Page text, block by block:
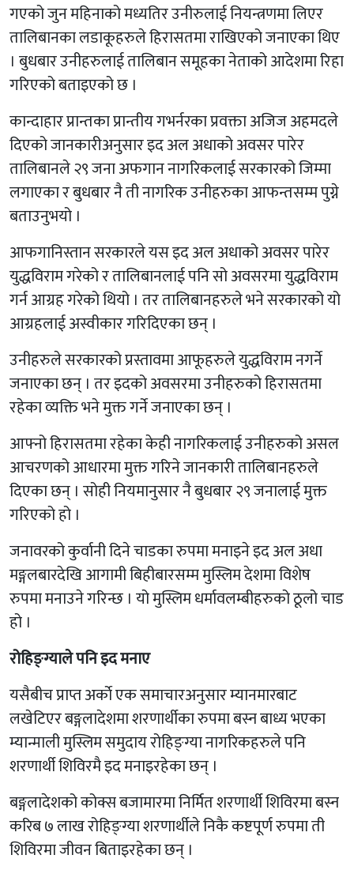
गएको जुन महिनाको मध्यतिर उनीरुलाई नियन्त्रणमा लिएर
तालिबानका लडाकूहरुले हिरासतमा राखिएको जनाएका थिए
। बुधबार उनीहरुलाई तालिबान समूहका नेताको आदेशमा रिहा
गरिएको बताइएको छ ।
कान्दाहार प्रान्तका प्रान्तीय गभर्नरका प्रवक्ता अजिज अहमदले
दिएको जानकारीअनुसार इद अल अधाको अवसर पारेर
तालिबानले २९ जना अफगान नागरिकलाई सरकारको जिम्मा
लगाएका र बुधबार नै ती नागरिक उनीहरुका आफन्तसम्म पुग्ने
बताउनुभयो ।
आफगानिस्तान सरकारले यस इद अल अधाको अवसर पारेर
युद्धविराम गरेको र तालिबानलाई पनि सो अवसरमा युद्धविराम
गर्न आग्रह गरेको थियो । तर तालिबानहरुले भने सरकारको यो
आग्रहलाई अस्वीकार गरिदिएका छन् ।
उनीहरुले सरकारको प्रस्तावमा आफूहरुले युद्धविराम नगर्ने
जनाएका छन् । तर इदको अवसरमा उनीहरुको हिरासतमा
रहेका व्यक्ति भने मुक्त गर्ने जनाएका छन् ।
आफ्नो हिरासतमा रहेका केही नागरिकलाई उनीहरुको असल
आचरणको आधारमा मुक्त गरिने जानकारी तालिबानहरुले
दिएका छन् । सोही नियमानुसार नै बुधबार २९ जनालाई मुक्त
गरिएको हो ।
जनावरको कुर्वानी दिने चाडका रुपमा मनाइने इद अल अधा
मङ्गलबारदेखि आगामी बिहीबारसम्म मुस्लिम देशमा विशेष
रुपमा मनाउने गरिन्छ । यो मुस्लिम धर्मावलम्बीहरुको ठूलो चाड
हो ।
रोहिङ्ग्याले पनि इद मनाए
यसैबीच प्राप्त अर्काे एक समाचारअनुसार म्यानमारबाट
लखेटिएर बङ्गलादेशमा शरणार्थीका रुपमा बस्न बाध्य भएका
म्यान्माली मुस्लिम समुदाय रोहिङ्ग्या नागरिकहरुले पनि
शरणार्थी शिविरमै इद मनाइरहेका छन् ।
बङ्गलादेशको कोक्स बजामारमा निर्मित शरणार्थी शिविरमा बस्न
करिब ७ लाख रोहिङ्ग्या शरणार्थीले निकै कष्टपूर्ण रुपमा ती
शिविरमा जीवन बिताइरहेका छन् ।